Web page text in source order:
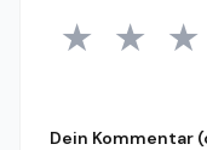
1 Stern
★ 2
★ 3
★
Dein Kommentar